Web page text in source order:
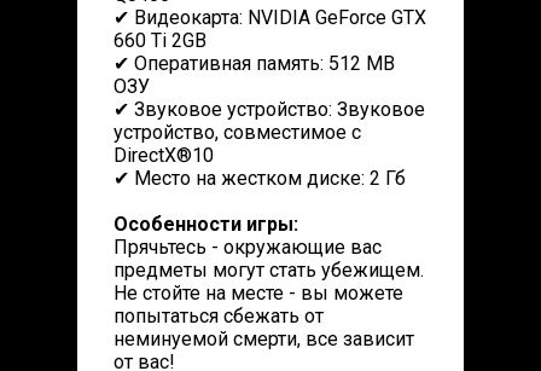
✔ Видеокарта: NVIDIA GeForce GTX
660 Ti 2GB
✔ Оперативная память: 512 MB
ОЗУ
✔ Звуковое устройство: Звуковое
устройство, совместимое с
DirectX®10
✔ Место на жестком диске: 2 Гб
Особенности игры:
Прячьтесь - окружающие вас
предметы могут стать убежищем.
Не стойте на месте - вы можете
попытаться сбежать от
неминуемой смерти, все зависит
от вас!